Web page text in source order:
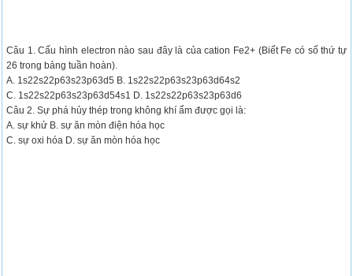
Câu 1. Cấu hình electron nào sau đây là của cation Fe2+ (Biết Fe có số thứ tự
26 trong bảng tuần hoàn).
A. 1s22s22p63s23p63d5 B. 1s22s22p63s23p63d64s2
C. 1s22s22p63s23p63d54s1 D. 1s22s22p63s23p63d6
Câu 2. Sự phá hủy thép trong không khí ẩm được gọi là:
A. sự khử B. sự ăn mòn điện hóa học
C. sự oxi hóa D. sự ăn mòn hóa học